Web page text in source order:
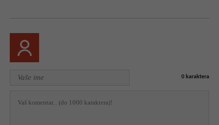
0 karaktera